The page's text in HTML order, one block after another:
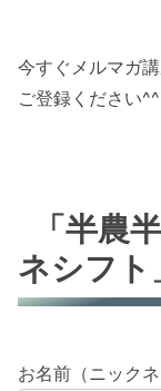
今すぐメルマガ
ご登録ください^^
「半農
ネシフト
お名前（ニックネ